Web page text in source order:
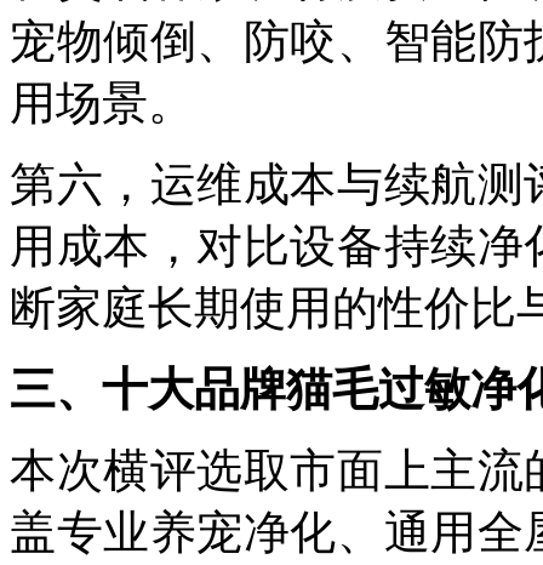
宠物倾倒、防咬、智能
用场景。
第六，运维成本与续航
用成本，对比设备持续
断家庭长期使用的性价比
三、十大品牌猫毛过敏净
本次横评选取市面上主
盖专业养宠净化、通用